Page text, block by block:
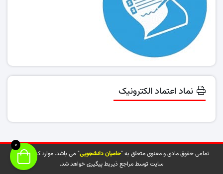
نماد اعتماد الکترونیک
تمامی حقوق مادی و معنوی متعلق به "حامیان دانشجویی" می باشد. موارد کپی شده از
سایت توسط مراجع ذیربط پیگیری خواهد شد.
0